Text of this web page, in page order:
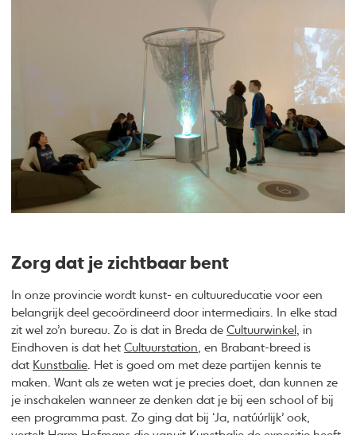
Zorg dat je zichtbaar bent
In onze provincie wordt kunst- en cultuureducatie voor een
belangrijk deel gecoördineerd door intermediairs. In elke stad
zit wel zo’n bureau. Zo is dat in Breda deCultuurwinkel, in
Eindhoven is dat hetCultuurstation, en Brabant-breed is
dat Kunstbalie. Het is goed om met deze partijen kennis te
maken. Want als ze weten wat je precies doet, dan kunnen ze
je inschakelen wanneer ze denken dat je bij een school of bij
een programma past. Zo ging dat bij ‘Ja, natúúrlijk’ ook,